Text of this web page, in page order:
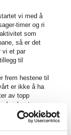
vi med å
timer og ri
som
så er det
vi et par
til
frem hestene til
er ikke å ha
av topp
er høyt
og VM.
ut hingster
våre. Det er